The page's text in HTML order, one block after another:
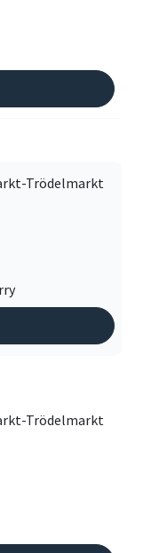
Trödelmarkt
Trödelmarkt